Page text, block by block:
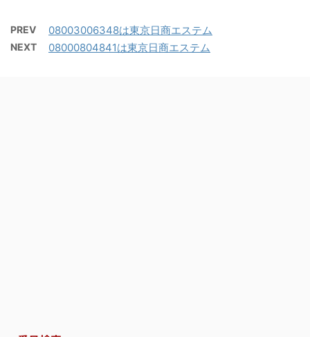
PREV 08003006348は東京日商エステム
NEXT 08000804841は東京日商エステム